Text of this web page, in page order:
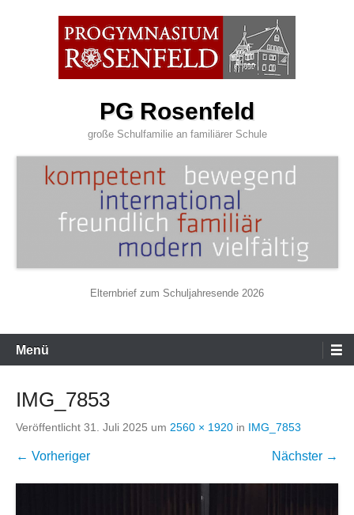
PG Rosenfeld
große Schulfamilie an familiärer Schule
Elternbrief zum Schuljahresende 2026
Primäres
Menü
Menü
IMG_7853
Veröffentlicht 31. Juli 2025 um 2560 × 1920 in IMG_7853
← Vorheriger Nächster →